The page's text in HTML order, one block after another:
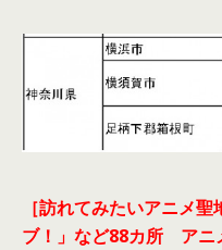
［訪れてみたいアニメ
ブ！」など88カ所 アニ